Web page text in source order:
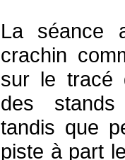
La séance
crachin
sur le tracé
des stands
tandis que
piste à part